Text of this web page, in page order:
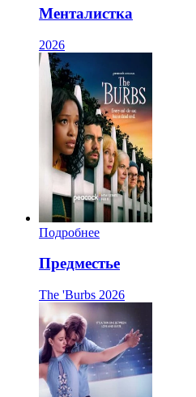
Менталистка
2026
Подробнее
Предместье
The 'Burbs 2026